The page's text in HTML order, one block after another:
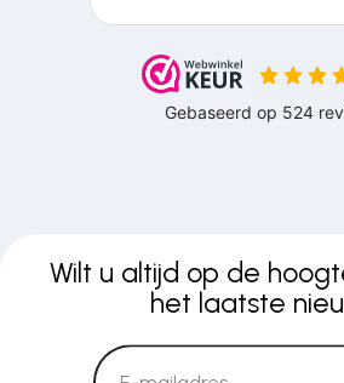
Wilt u altijd op de
het laatste